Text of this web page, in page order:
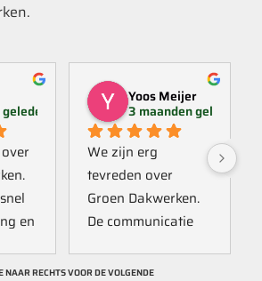
en
Yoos Meijer
3 maanden geleden
We zijn erg
tevreden over
Groen Dakwerken.
De communicatie
met Jan, hij heeft
NAAR RECHTS VOOR DE VOLGENDE